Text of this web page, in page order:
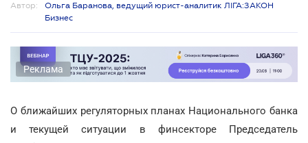
Автор:
Ольга Баранова, ведущий юрист-аналитик ЛІГА:ЗАКОН
Бизнес
Реклама
О ближайших регуляторных планах Национального банка
и текущей ситуации в финсекторе Председатель